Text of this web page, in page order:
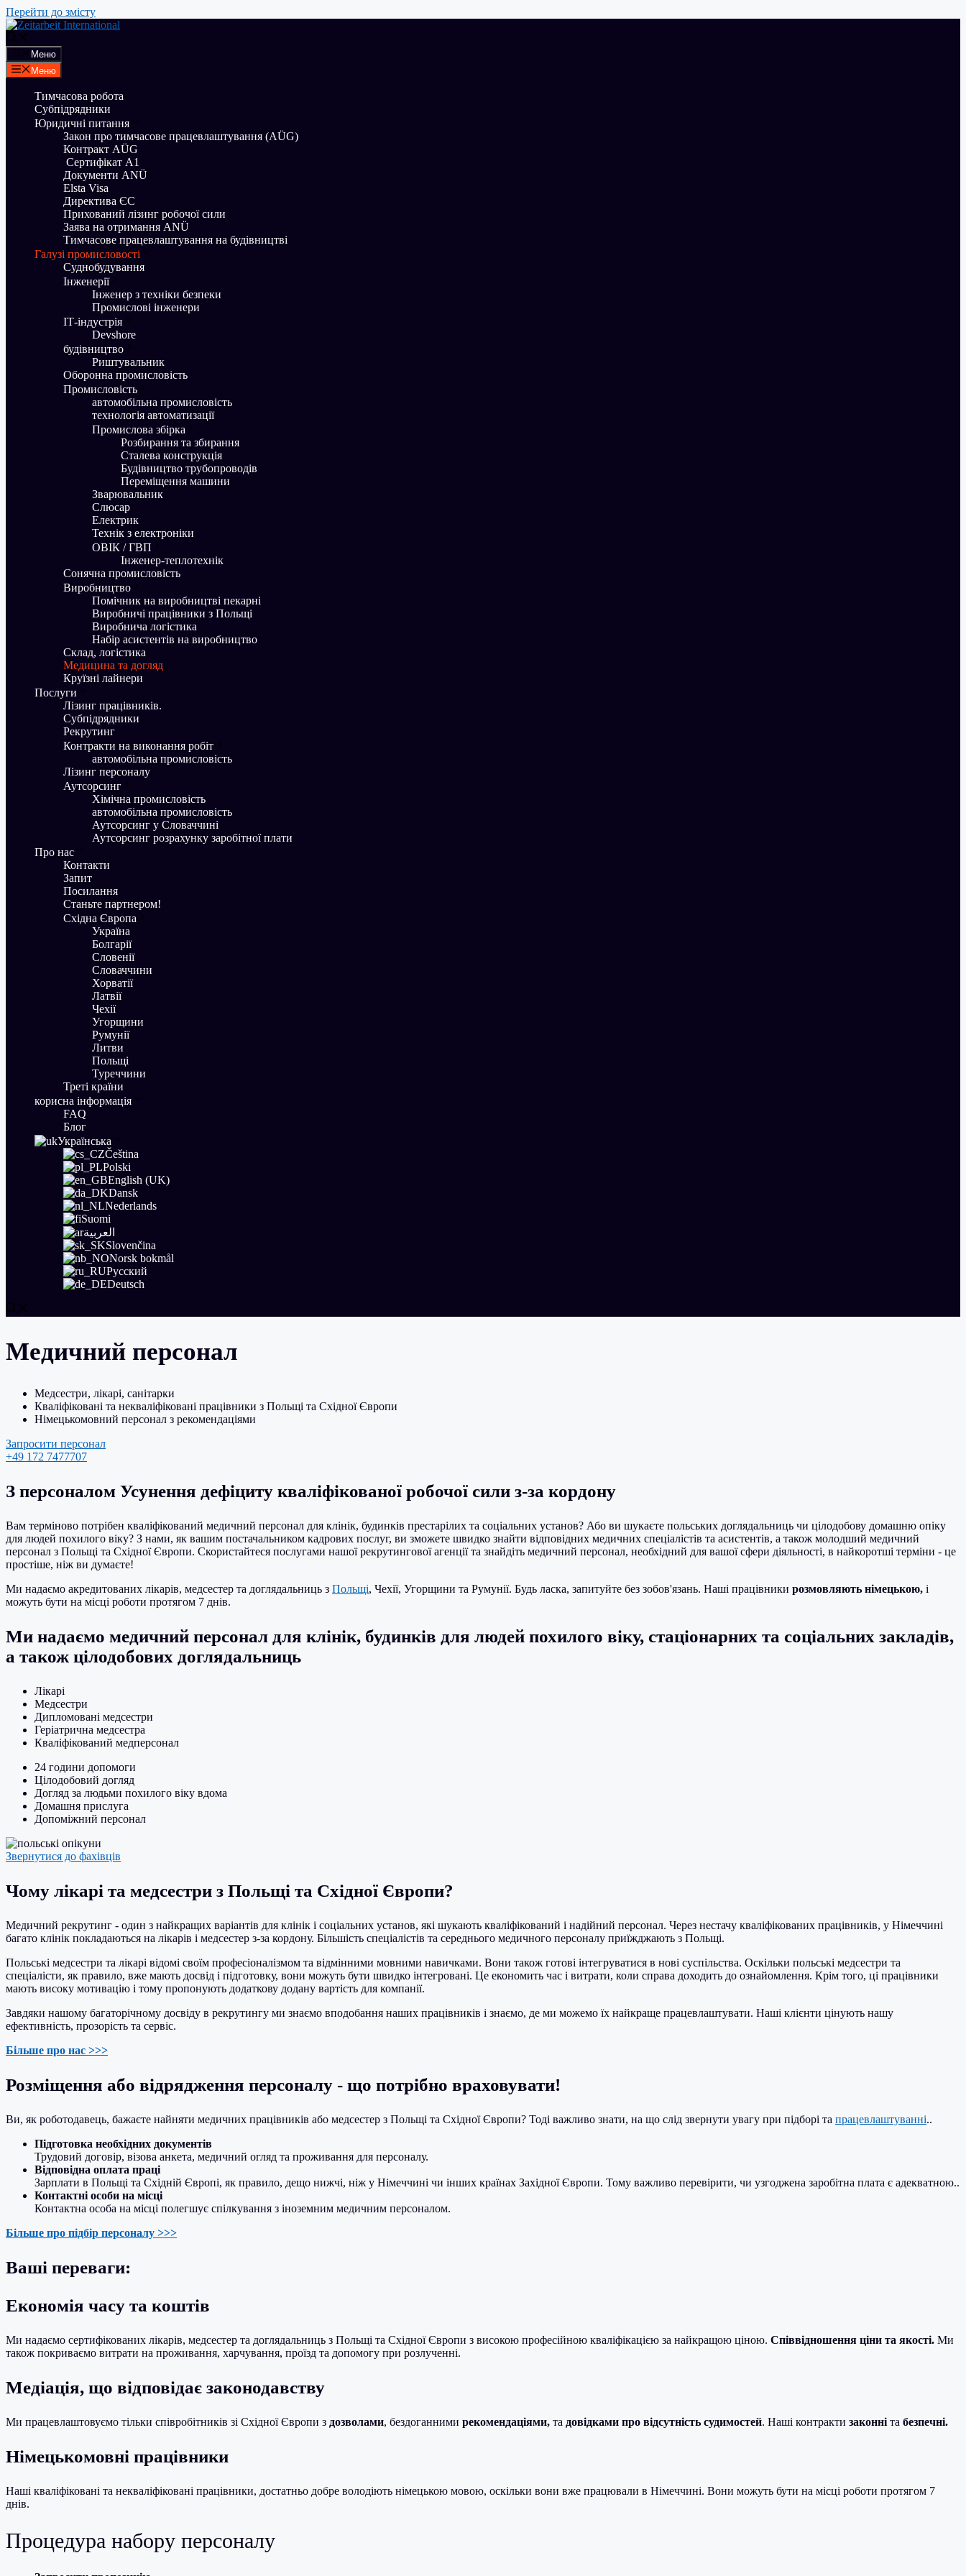
Перейти до змісту
Меню
Меню
Тимчасова робота
Субпідрядники
Юридичні питання
Закон про тимчасове працевлаштування (AÜG)
Контракт AÜG
Сертифікат A1
Документи ANÜ
Elsta Visa
Директива ЄС
Прихований лізинг робочої сили
Заява на отримання ANÜ
Тимчасове працевлаштування на будівництві
Галузі промисловості
Суднобудування
Iнженерії
Інженер з техніки безпеки
Промислові інженери
ІТ-індустрія
Devshore
будівництво
Риштувальник
Оборонна промисловість
Промисловість
aвтомобільна промисловість
технологія автоматизації
Промислова збірка
Розбирання та збирання
Сталева конструкція
Будівництво трубопроводів
Переміщення машини
Зварювальник
Слюсар
Електрик
Технік з електроніки
ОВІК / ГВП
Інженер-теплотехнік
Сонячна промисловість
Виробництво
Помічник на виробництві пекарні
Виробничі працівники з Польщі
Виробнича логістика
Набір асистентів на виробництво
Склад, логістика
Медицина та догляд
Круїзні лайнери
Послуги
Лізинг працівників.
Субпідрядники
Рекрутинг
Контракти на виконання робіт
aвтомобільна промисловість
Лізинг персоналу
Аутсорсинг
Хімічна промисловість
aвтомобільна промисловість
Аутсорсинг у Словаччині
Аутсорсинг розрахунку заробітної плати
Про нас
Контакти
Запит
Посилання
Станьте партнером!
Східна Європа
Україна
Болгарії
Словенії
Словаччини
Хорватії
Латвії
Чехії
Угорщини
Румунії
Литви
Польщі
Туреччини
Треті країни
корисна інформація
FAQ
Блог
Українська
Čeština
Polski
English (UK)
Dansk
Nederlands
Suomi
العربية
Slovenčina
Norsk bokmål
Русский
Deutsch
Медичний персонал
Медсестри, лікарі, санітарки
Кваліфіковані та некваліфіковані працівники з Польщі та Східної Європи
Німецькомовний персонал з рекомендаціями
Запросити персонал
+49 172 7477707
З персоналом Усунення дефіциту кваліфікованої робочої сили з-за кордону
Вам терміново потрібен кваліфікований медичний персонал для клінік, будинків престарілих та соціальних установ? Або ви шукаєте польських доглядальниць чи цілодобову домашню опіку
для людей похилого віку? З нами, як вашим постачальником кадрових послуг, ви зможете швидко знайти відповідних медичних спеціалістів та асистентів, а також молодший медичний
персонал з Польщі та Східної Європи. Скористайтеся послугами нашої рекрутингової агенції та знайдіть медичний персонал, необхідний для вашої сфери діяльності, в найкоротші терміни - це
простіше, ніж ви думаєте!
Ми надаємо акредитованих лікарів, медсестер та доглядальниць з Польщі, Чехії, Угорщини та Румунії. Будь ласка, запитуйте без зобов'язань. Наші працівники розмовляють німецькою, і
можуть бути на місці роботи протягом 7 днів.
Ми надаємо медичний персонал для клінік, будинків для людей похилого віку, стаціонарних та соціальних закладів,
а також цілодобових доглядальниць
Лікарі
Медсестри
Дипломовані медсестри
Геріатрична медсестра
Кваліфікований медперсонал
24 години допомоги
Цілодобовий догляд
Догляд за людьми похилого віку вдома
Домашня прислуга
Допоміжний персонал
Звернутися до фахівців
Чому лікарі та медсестри з Польщі та Східної Європи?
Медичний рекрутинг - один з найкращих варіантів для клінік і соціальних установ, які шукають кваліфікований і надійний персонал. Через нестачу кваліфікованих працівників, у Німеччині
багато клінік покладаються на лікарів і медсестер з-за кордону. Більшість спеціалістів та середнього медичного персоналу приїжджають з Польщі.
Польські медсестри та лікарі відомі своїм професіоналізмом та відмінними мовними навичками. Вони також готові інтегруватися в нові суспільства. Оскільки польські медсестри та
спеціалісти, як правило, вже мають досвід і підготовку, вони можуть бути швидко інтегровані. Це економить час і витрати, коли справа доходить до ознайомлення. Крім того, ці працівники
мають високу мотивацію і тому пропонують додаткову додану вартість для компанії.
Завдяки нашому багаторічному досвіду в рекрутингу ми знаємо вподобання наших працівників і знаємо, де ми можемо їх найкраще працевлаштувати. Наші клієнти цінують нашу
ефективність, прозорість та сервіс.
Більше про нас >>>
Розміщення або відрядження персоналу - що потрібно враховувати!
Ви, як роботодавець, бажаєте найняти медичних працівників або медсестер з Польщі та Східної Європи? Тоді важливо знати, на що слід звернути увагу при підборі та працевлаштуванні..
Підготовка необхідних документів
Трудовий договір, візова анкета, медичний огляд та проживання для персоналу.
Відповідна оплата праці
Зарплати в Польщі та Східній Європі, як правило, дещо нижчі, ніж у Німеччині чи інших країнах Західної Європи. Тому важливо перевірити, чи узгоджена заробітна плата є адекватною..
Контактні особи на місці
Контактна особа на місці полегшує спілкування з іноземним медичним персоналом.
Більше про підбір персоналу >>>
Ваші переваги:
Економія часу та коштів
Ми надаємо сертифікованих лікарів, медсестер та доглядальниць з Польщі та Східної Європи з високою професійною кваліфікацією за найкращою ціною. Співвідношення ціни та якості. Ми
також покриваємо витрати на проживання, харчування, проїзд та допомогу при розлученні.
Медіація, що відповідає законодавству
Ми працевлаштовуємо тільки співробітників зі Східної Європи з дозволами, бездоганними рекомендаціями, та довідками про відсутність судимостей. Наші контракти законні та безпечні.
Німецькомовні працівники
Наші кваліфіковані та некваліфіковані працівники, достатньо добре володіють німецькою мовою, оскільки вони вже працювали в Німеччині. Вони можуть бути на місці роботи протягом 7
днів.
Процедура набору персоналу